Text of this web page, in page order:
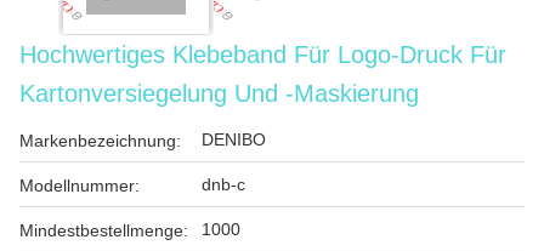
Hochwertiges Klebeband Für Logo-Druck Für
Kartonversiegelung Und -Maskierung
Markenbezeichnung: DENIBO
Modellnummer: dnb-c
Mindestbestellmenge: 1000